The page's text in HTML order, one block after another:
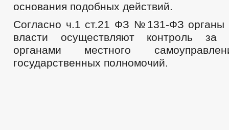
основания подобных действий.
Согласно ч.1 ст.21 ФЗ №131-ФЗ органы
власти осуществляют контроль за
органами местного
государственных полномочий.